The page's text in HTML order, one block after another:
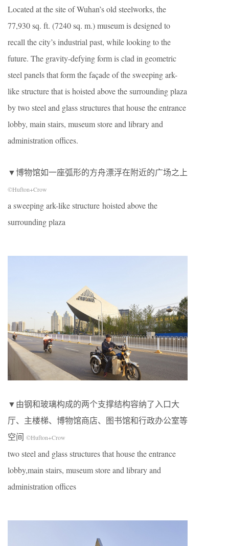
Located at the site of Wuhan’s old steelworks, the
77,930 sq. ft. (7240 sq. m.) museum is designed to
recall the city’s industrial past, while looking to the
future. The gravity-defying form is clad in geometric
steel panels that form the façade of the sweeping ark-
like structure that is hoisted above the surrounding plaza
by two steel and glass structures that house the entrance
lobby, main stairs, museum store and library and
administration offices.
▼博物馆如一座弧形的方舟漂浮在附近的广场之上
©Hufton+Crow
a sweeping ark-like structure hoisted above the
surrounding plaza
▼由钢和玻璃构成的两个支撑结构容纳了入口大
厅、主楼梯、博物馆商店、图书馆和行政办公室等
空间 ©Hufton+Crow
two steel and glass structures that house the entrance
lobby,main stairs, museum store and library and
administration offices